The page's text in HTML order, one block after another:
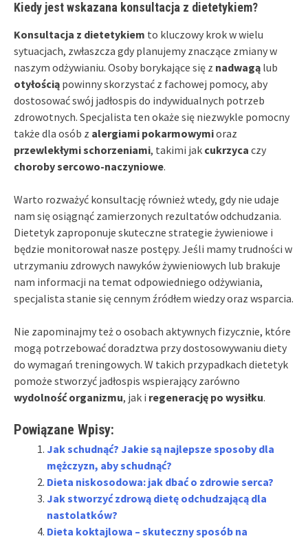
Kiedy jest wskazana konsultacja z dietetykiem?
Konsultacja z dietetykiem to kluczowy krok w wielu
sytuacjach, zwłaszcza gdy planujemy znaczące zmiany w
naszym odżywianiu. Osoby borykające się z nadwagą lub
otyłością powinny skorzystać z fachowej pomocy, aby
dostosować swój jadłospis do indywidualnych potrzeb
zdrowotnych. Specjalista ten okaże się niezwykle pomocny
także dla osób z alergiami pokarmowymioraz
przewlekłymi schorzeniami, takimi jak cukrzyca czy
choroby sercowo-naczyniowe.
Warto rozważyć konsultację również wtedy, gdy nie udaje
nam się osiągnąć zamierzonych rezultatów odchudzania.
Dietetyk zaproponuje skuteczne strategie żywieniowe i
będzie monitorował nasze postępy. Jeśli mamy trudności w
utrzymaniu zdrowych nawyków żywieniowych lub brakuje
nam informacji na temat odpowiedniego odżywiania,
specjalista stanie się cennym źródłem wiedzy oraz wsparcia.
Nie zapominajmy też o osobach aktywnych fizycznie, które
mogą potrzebować doradztwa przy dostosowywaniu diety
do wymagań treningowych. W takich przypadkach dietetyk
pomoże stworzyć jadłospis wspierający zarówno
wydolność organizmu, jak i regenerację po wysiłku.
Powiązane Wpisy:
Jak schudnąć? Jakie są najlepsze sposoby dla
mężczyzn, aby schudnąć?
Dieta niskosodowa: jak dbać o zdrowie serca?
Jak stworzyć zdrową dietę odchudzającą dla
nastolatków?
Dieta koktajlowa – skuteczny sposób na